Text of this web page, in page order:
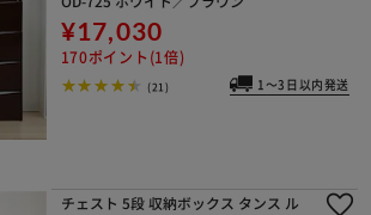
¥17,030
170ポイント(1倍)
(21) 1～3日以内発送
チェスト 5段 収納ボックス タンス ル